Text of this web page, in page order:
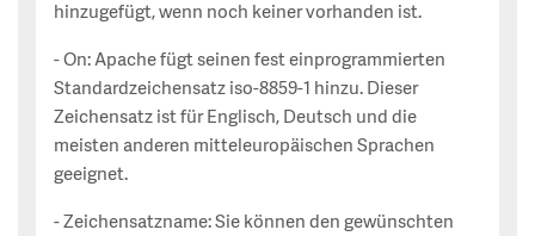
hinzugefügt, wenn noch keiner vorhanden ist.
- On: Apache fügt seinen fest einprogrammierten
Standardzeichensatz iso-8859-1 hinzu. Dieser
Zeichensatz ist für Englisch, Deutsch und die
meisten anderen mitteleuropäischen Sprachen
geeignet.
- Zeichensatzname: Sie können den gewünschten